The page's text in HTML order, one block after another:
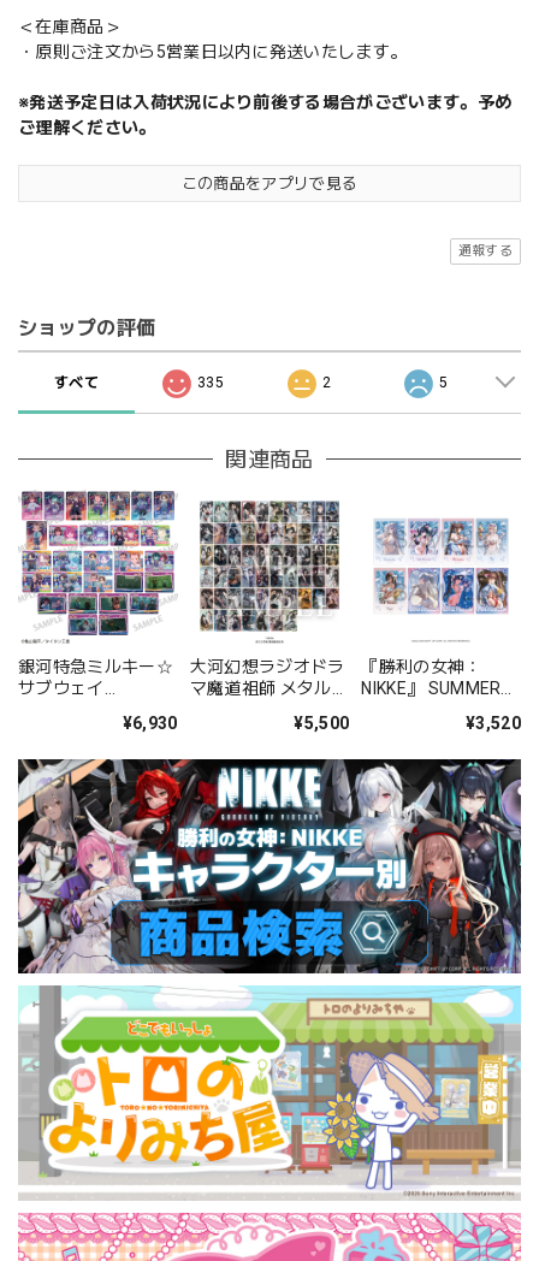
＜在庫商品＞
・原則ご注文から5営業日以内に発送いたします。
※発送予定日は入荷状況により前後する場合がございます。予め
ご理解ください。
この商品をアプリで見る
通報する
ショップの評価
すべて 335 2 5
関連商品
銀河特急ミルキー☆
サブウェイ
し第2弾 14パックセ
¥6,930
大河幻想ラジオドラ
マ魔道祖師 メタルカ
¥5,500
『勝利の女神：
NIKKE』 SUMMER
¥3,520